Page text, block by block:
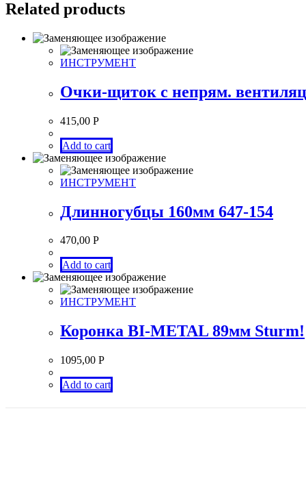
Related products
ИНСТРУМЕНТ
Очки-щиток с непрям.
415,00 Р
Add to cart
ИНСТРУМЕНТ
Длинногубцы 160мм 647-154
470,00 Р
Add to cart
ИНСТРУМЕНТ
Коронка BI-METAL 89мм Sturm!
1095,00 Р
Add to cart